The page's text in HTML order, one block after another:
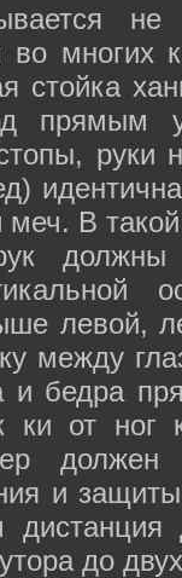
не
многих
стойка
прямым
руки
В
левой,
между
и бедра
ки от
должен
и
до